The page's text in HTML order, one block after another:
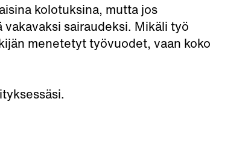
kolotuksina, mutta jos
sairaudeksi. Mikäli työ
menetetyt työvuodet, vaan koko